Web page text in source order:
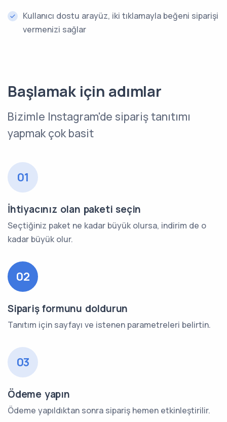
Kullanıcı dostu arayüz, iki tıklamayla beğeni siparişi
vermenizi sağlar
Başlamak için adımlar
Bizimle Instagram'de sipariş tanıtımı
yapmak çok basit
01
İhtiyacınız olan paketi seçin
Seçtiğiniz paket ne kadar büyük olursa, indirim de o
kadar büyük olur.
02
Sipariş formunu doldurun
Tanıtım için sayfayı ve istenen parametreleri belirtin.
03
Ödeme yapın
Ödeme yapıldıktan sonra sipariş hemen etkinleştirilir.